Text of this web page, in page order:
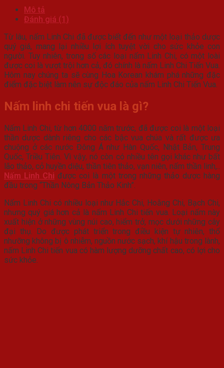
Mô tả
Đánh giá (1)
Từ lâu, nấm Linh Chi đã được biết đến như một loại thảo dược
quý giá, mang lại nhiều lợi ích tuyệt vời cho sức khỏe con
người. Tuy nhiên, trong số các loại nấm Linh Chi, có một loài
được coi là vượt trội hơn cả, đó chính là nấm Linh Chi Tiến Vua.
Hôm nay chúng ta sẽ cùng Hoa Korean khám phá những đặc
điểm đặc biệt làm nên sự độc đáo của nấm Linh Chi Tiến Vua.
Nấm linh chi tiến vua là gì?
Nấm Linh Chi, từ hơn 4000 năm trước, đã được coi là một loại
thần dược dành riêng cho các bậc vua chúa và rất được ưa
chuộng ở các nước Đông Á như Hàn Quốc, Nhật Bản, Trung
Quốc, Triều Tiên. Vì vậy, nó còn có nhiều tên gọi khác như bất
lão thảo, cỏ huyền diệu, thần tiên thảo, vạn niên, nấm thần linh,..
Nấm Linh Chi được coi là một trong những thảo dược hàng
đầu trong “Thần Nông Bản Thảo Kinh”.
Nấm Linh Chi có nhiều loại như Hắc Chi, Hoằng Chi, Bạch Chi,
nhưng quý giá hơn cả là nấm Linh Chi tiến vua. Loại nấm này
xuất hiện ở những vùng núi cao, hiểm trở, mọc dưới những cây
đại thụ. Do được phát triển trong điều kiện tự nhiên, thổ
nhưỡng không bị ô nhiễm, nguồn nước sạch, khí hậu trong lành,
nấm Linh Chi tiến vua có hàm lượng dưỡng chất cao, có lợi cho
sức khỏe.